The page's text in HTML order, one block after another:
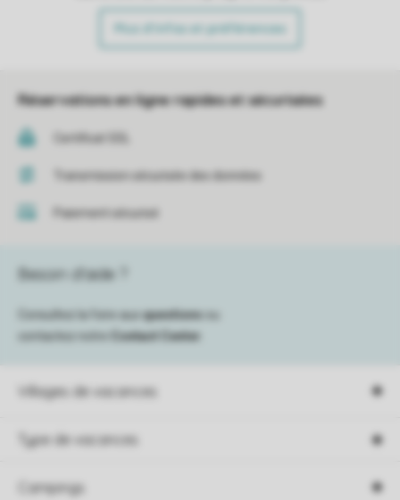
Plus d’infos et préférences
Réservations en ligne rapides et sécurisées
Certificat SSL
Transmission sécurisée des données
Paiement sécurisé
Villages de vacances
Type de vacances
Campings
Besoin d’aide ?
Consultez la foire auxquestions ou
contactez notre
Contact Center